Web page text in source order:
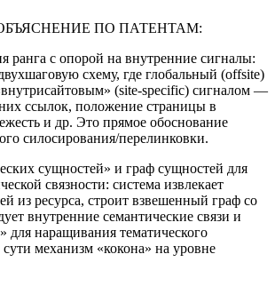
ПО ПАТЕНТАМ:
ранга с опорой на внутренние сигналы:
схему, где глобальный (offsite)
(site‑specific) сигналом —
ссылок, положение страницы в
и др. Это прямое обоснование
силосирования/перелинковки.
сущностей» и граф сущностей для
связности: система извлекает
из ресурса, строит взвешенный граф со
внутренние семантические связи и
для наращивания тематического
механизм «кокона» на уровне